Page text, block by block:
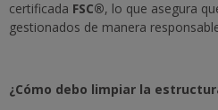
certificada FSC®, lo que asegura
gestionados de manera
¿Cómo debo limpiar la